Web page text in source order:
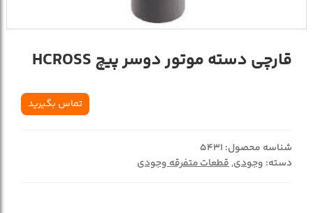
قارچي دسته موتور دوسر پيچ HCROSS
تماس بگیرید
شناسه محصول: 5431
دسته: وجودی,قطعات متفرقه وجودی